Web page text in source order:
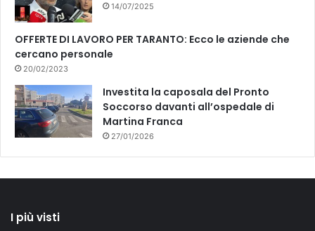
14/07/2025
OFFERTE DI LAVORO PER TARANTO: Ecco le aziende che
cercano personale
20/02/2023
Investita la caposala del Pronto
Soccorso davanti all’ospedale di
Martina Franca
27/01/2026
I più visti